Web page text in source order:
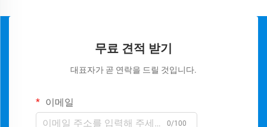
무료 견적 받기
대표자가 곧 연락을 드릴 것입니다.
이메일
0/100